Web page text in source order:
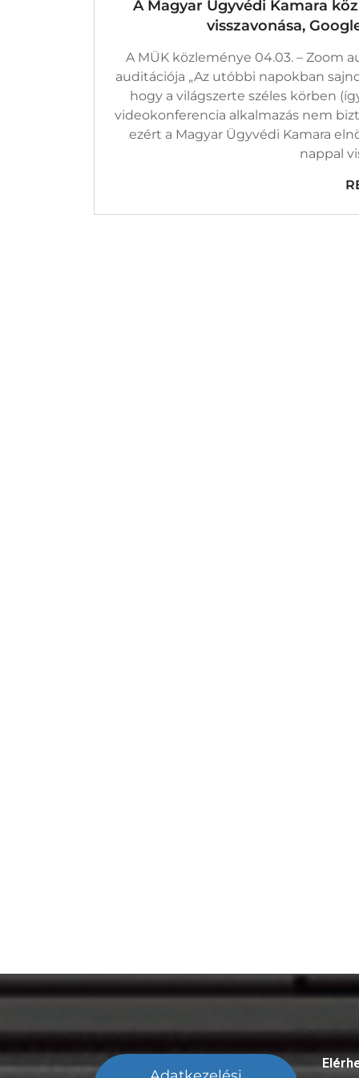
–
A Magyar Ügyvédi Kamara
visszavonása,
A MÜK közleménye 04.03. – Zoom
auditációja „Az utóbbi napokban
hogy a világszerte széles körben
videokonferencia alkalmazás nem
ezért a Magyar Ügyvédi Kamara
nappal